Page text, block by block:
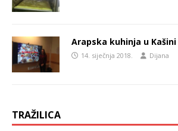
Arapska kuhinja u Kašini
14. siječnja 2018. Dijana
TRAŽILICA